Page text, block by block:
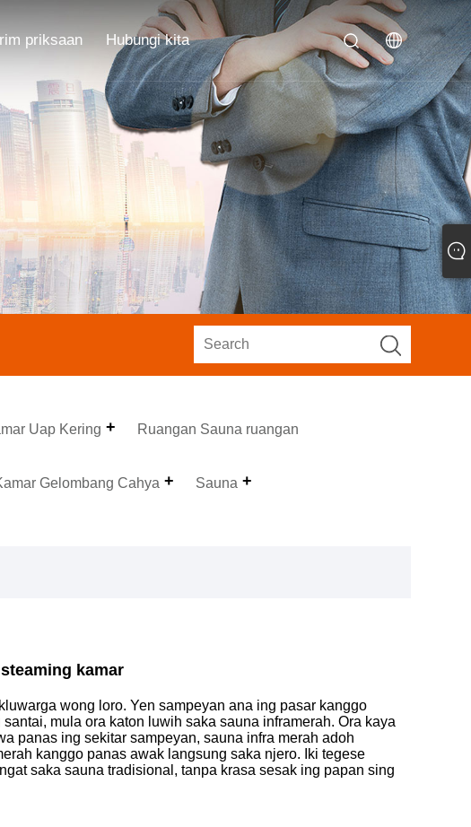
priksaan Hubungi kita
Uap Kering Ruangan Sauna ruangan
Gelombang Cahya Sauna
kamar
wong loro. Yen sampeyan ana ing pasar kanggo
mula ora katon luwih saka sauna inframerah. Ora kaya
panas ing sekitar sampeyan, sauna infra merah adoh
kanggo panas awak langsung saka njero. Iki tegese
saka sauna tradisional, tanpa krasa sesak ing papan sing